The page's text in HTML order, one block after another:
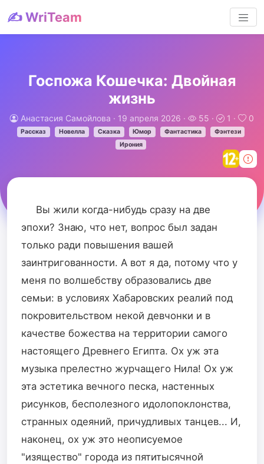
✍️ WriTeam
Госпожа Кошечка: Двойная
жизнь
Анастасия Самойлова · 19 апреля 2026 · 55 · 1 · 0
Рассказ Новелла Сказка Юмор Фантастика
Фэнтези
Ирония
Вы жили когда-нибудь сразу на две
эпохи? Знаю, что нет, вопрос был задан
только ради повышения вашей
заинтригованности. А вот я да, потому что у
меня по волшебству образовались две
семьи: в условиях Хабаровских реалий под
покровительством некой девчонки и в
качестве божества на территории самого
настоящего Древнего Египта. Ох уж эта
музыка прелестно журчащего Нила! Ох уж
эта эстетика вечного песка, настенных
рисунков, бесполезного идолопоклонства,
странных одеяний, причудливых танцев... И,
наконец, ох уж это неописуемое
"изящество" города из пятитысячной